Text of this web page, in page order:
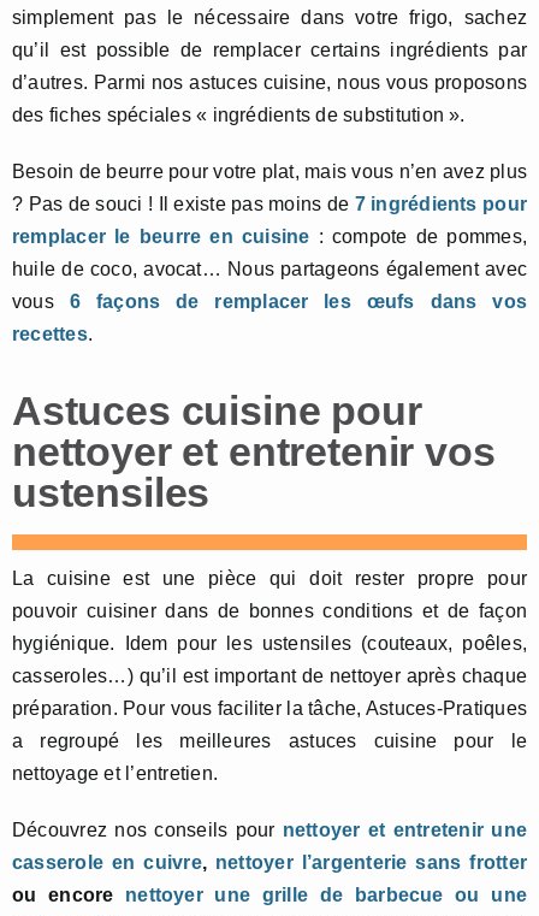
simplement pas le nécessaire dans votre frigo, sachez
qu’il est possible de remplacer certains ingrédients par
d’autres. Parmi nos astuces cuisine, nous vous proposons
des fiches spéciales « ingrédients de substitution ».
Besoin de beurre pour votre plat, mais vous n’en avez plus
? Pas de souci ! Il existe pas moins de 7 ingrédients pour
remplacer le beurre en cuisine : compote de pommes,
huile de coco, avocat… Nous partageons également avec
vous 6 façons de remplacer les œufs dans vos
recettes.
Astuces cuisine pour
nettoyer et entretenir vos
ustensiles
La cuisine est une pièce qui doit rester propre pour
pouvoir cuisiner dans de bonnes conditions et de façon
hygiénique. Idem pour les ustensiles (couteaux, poêles,
casseroles…) qu’il est important de nettoyer après chaque
préparation. Pour vous faciliter la tâche, Astuces-Pratiques
a regroupé les meilleures astuces cuisine pour le
nettoyage et l’entretien.
Découvrez nos conseils pour nettoyer et entretenir une
casserole en cuivre, nettoyer l’argenterie sans frotter
ou encore nettoyer une grille de barbecue ou une